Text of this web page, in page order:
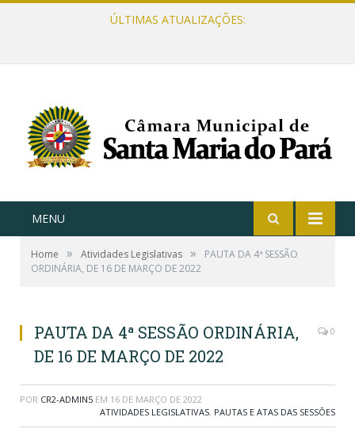
ÚLTIMAS ATUALIZAÇÕES:
MENU
Home » Atividades Legislativas »
PAUTA DA 4ª SESSÃO
ORDINÁRIA, DE 16 DE MARÇO DE 2022
PAUTA DA 4ª SESSÃO ORDINÁRIA,
DE 16 DE MARÇO DE 2022
0
POR CR2-ADMIN5 EM 16 DE MARÇO DE 2022
ATIVIDADES LEGISLATIVAS, PAUTAS E ATAS DAS SESSÕES